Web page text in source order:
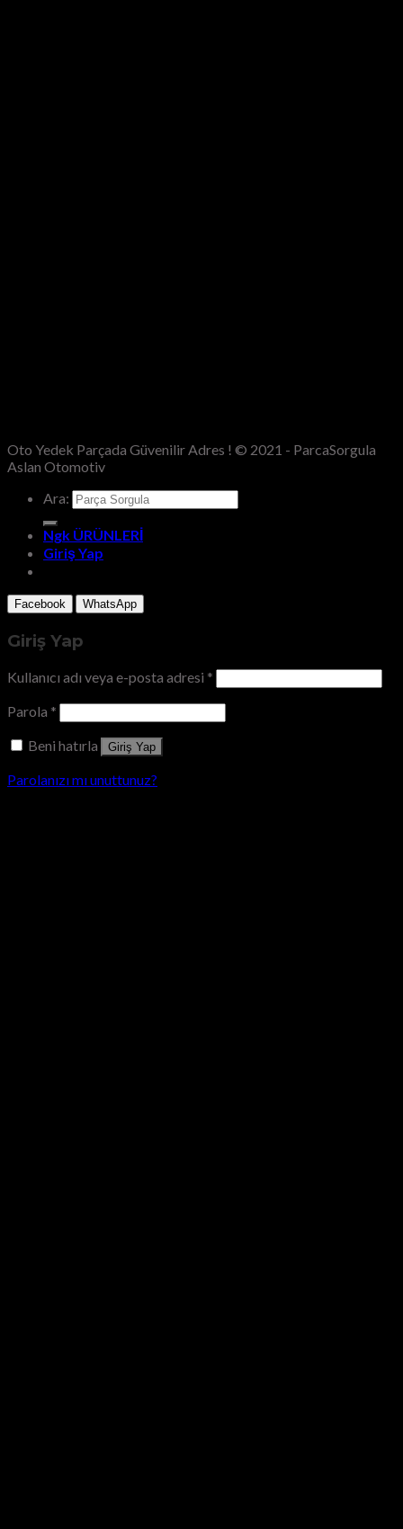
Oto Yedek Parçada Güvenilir Adres ! © 2021 - ParcaSorgula
Aslan Otomotiv
Ara:
Ngk ÜRÜNLERİ
Giriş Yap
Facebook WhatsApp
Giriş Yap
Kullanıcı adı veya e-posta adresi *
Parola *
Beni hatırla
Giriş Yap
Parolanızı mı unuttunuz?